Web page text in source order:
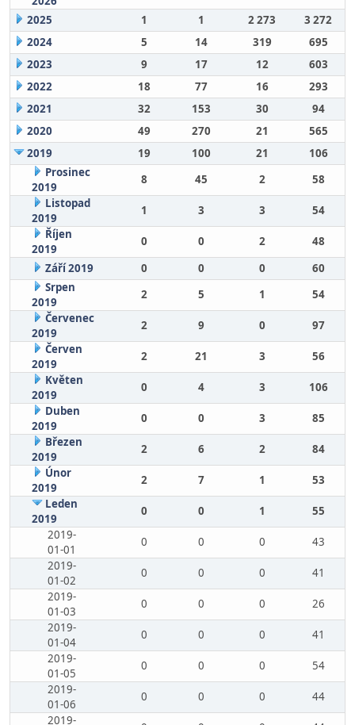
2025
1 1 2 273
3 272
2024
5 14 319
695
2023
9 17 12
603
2022
18 77 16
293
2021
32 153 30
94
2020
49 270 21
565
2019
19 100 21
106
Prosinec
2019
8 45 2
58
Listopad
2019
1 3 3
54
Říjen
2019
0 0 2
48
Září 2019
0 0 0
60
Srpen
2019
2 5 1
54
Červenec
2019
2 9 0
97
Červen
2019
2 21 3
56
Květen
2019
0 4 3
106
Duben
2019
0 0 3
85
Březen
2019
2 6 2
84
Únor
2019
2 7 1
53
Leden
2019
0 0 1
55
2019-
01-01
0 0 0
43
2019-
01-02
0 0 0
41
2019-
01-03
0 0 0
26
2019-
01-04
0 0 0
41
2019-
01-05
0 0 0
54
2019-
01-06
0 0 0
44
2019-